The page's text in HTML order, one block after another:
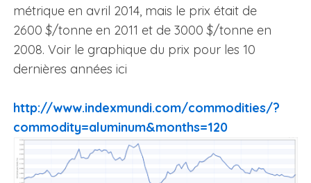
métrique en avril 2014, mais le prix était de
2600 $/tonne en 2011 et de 3000 $/tonne en
2008. Voir le graphique du prix pour les 10
dernières années ici
http://www.indexmundi.com/commodities/?
commodity=aluminum&months=120